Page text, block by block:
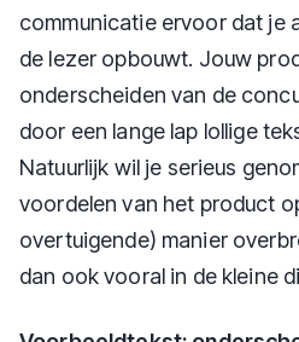
communicatie ervoor dat je
de lezer opbouwt. Jouw
onderscheiden van de
door een lange lap lollige
Natuurlijk wil je serieus
voordelen van het product
overtuigende) manier
dan ook vooral in de kleine